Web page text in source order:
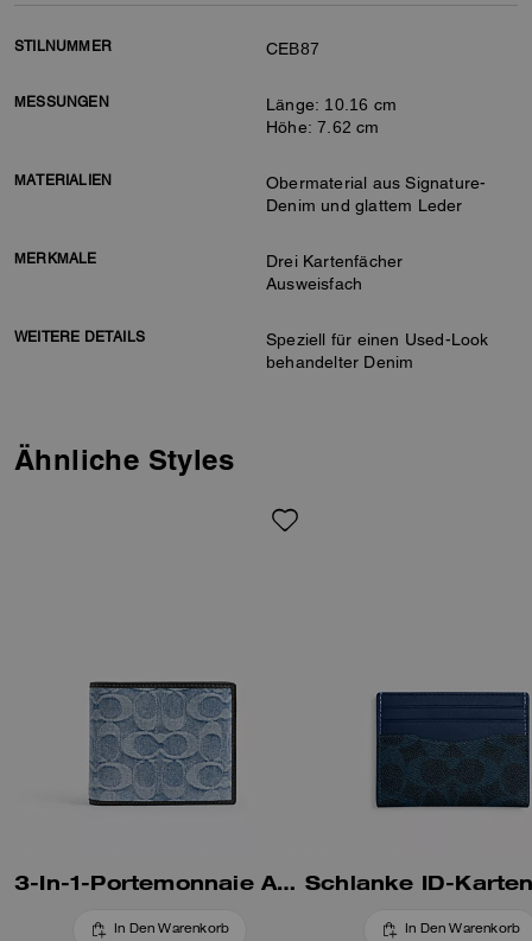
STILNUMMER CEB87
MESSUNGEN
Länge: 10.16 cm
Höhe: 7.62 cm
MATERIALIEN
Obermaterial aus Signature-
Denim und glattem Leder
MERKMALE
Drei Kartenfächer
Ausweisfach
WEITERE DETAILS
Speziell für einen Used-Look
behandelter Denim
Ähnliche Styles
3-In-1-Portemonnaie Aus Loved-Signature-Denim
In Den Warenkorb In Den Warenkorb